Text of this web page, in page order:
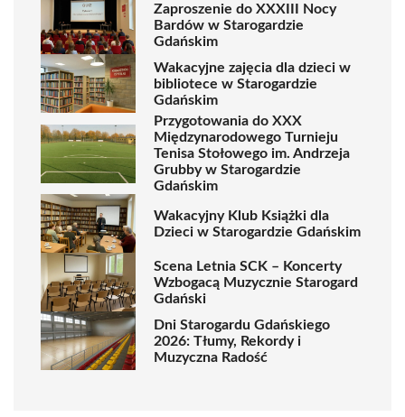
Zaproszenie do XXXIII Nocy
Bardów w Starogardzie
Gdańskim
Wakacyjne zajęcia dla dzieci w
bibliotece w Starogardzie
Gdańskim
Przygotowania do XXX
Międzynarodowego Turnieju
Tenisa Stołowego im. Andrzeja
Grubby w Starogardzie
Gdańskim
Wakacyjny Klub Książki dla
Dzieci w Starogardzie Gdańskim
Scena Letnia SCK – Koncerty
Wzbogacą Muzycznie Starogard
Gdański
Dni Starogardu Gdańskiego
2026: Tłumy, Rekordy i
Muzyczna Radość